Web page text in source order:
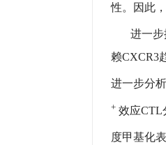
性。因此
进一步
赖CXCR3
进一步分
+ 效应CTL
度甲基化